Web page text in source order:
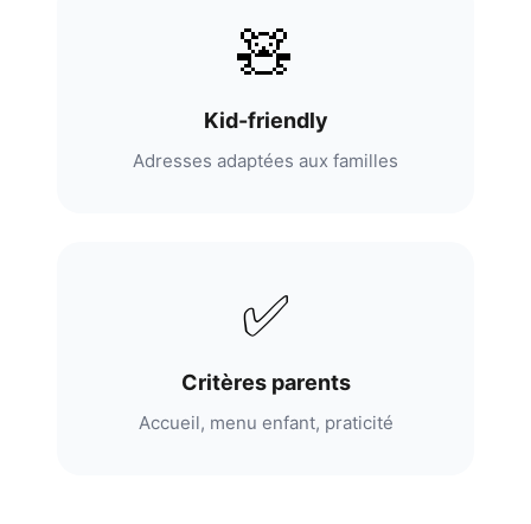
🧸
Kid-friendly
Adresses adaptées aux familles
✅
Critères parents
Accueil, menu enfant, praticité